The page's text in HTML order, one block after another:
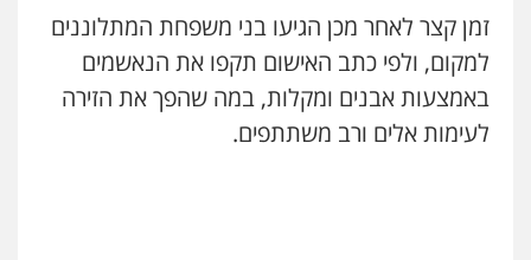
עו"ד ראוף נג'אר
פלילי עורכי דין לענייני אסירים מעצרים
סמים רכוש
0548009246
זמן קצר לאחר מכן הגיעו בני משפחת המתלוננים
למקום, ולפי כתב האישום תקפו את הנאשמים
באמצעות אבנים ומקלות, במה שהפך את הזירה
לעימות אלים ורב משתתפים.